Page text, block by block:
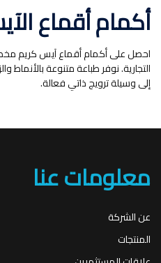
أكمام أقماع
احصل على أكمام أقماع آيس كريم
التجارية. نوفر طباعة متنوعة
إلى وسيلة ترويج ذاتي فعالة.
معلومات عنا
عن الشركة
المنتجات